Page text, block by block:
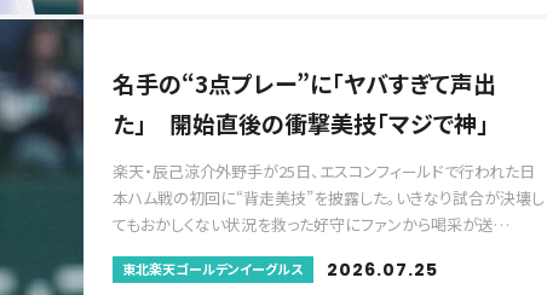
名手の“3点プレー”に「ヤバすぎて声出
た」 開始直後の衝撃美技「マジで神」
楽天・辰己涼介外野手が25日、エスコンフィールドで行われた日
本ハム戦の初回に“背走美技”を披露した。いきなり試合が決壊し
てもおかしくない状況を救った好守にファンから喝采が送…
東北楽天ゴールデンイーグルス 2026.07.25